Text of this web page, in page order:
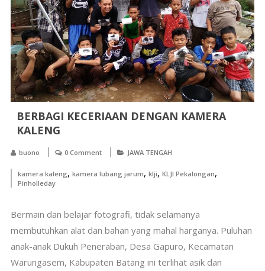
BERBAGI KECERIAAN DENGAN KAMERA
KALENG
buono 0 Comment JAWA TENGAH
kamera kaleng, kamera lubang jarum, klji, KLJI Pekalongan,
Pinholleday
Bermain dan belajar fotografi, tidak selamanya
membutuhkan alat dan bahan yang mahal harganya. Puluhan
anak-anak Dukuh Peneraban, Desa Gapuro, Kecamatan
Warungasem, Kabupaten Batang ini terlihat asik dan